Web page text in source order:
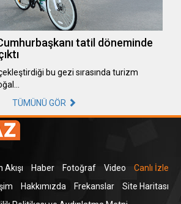
tatil döneminde
bu gezi sırasında turizm
TÜMÜNÜ GÖR
Akışı Haber Fotoğraf Video
Canlı İzle
Hakkımızda Frekanslar
Site Haritası